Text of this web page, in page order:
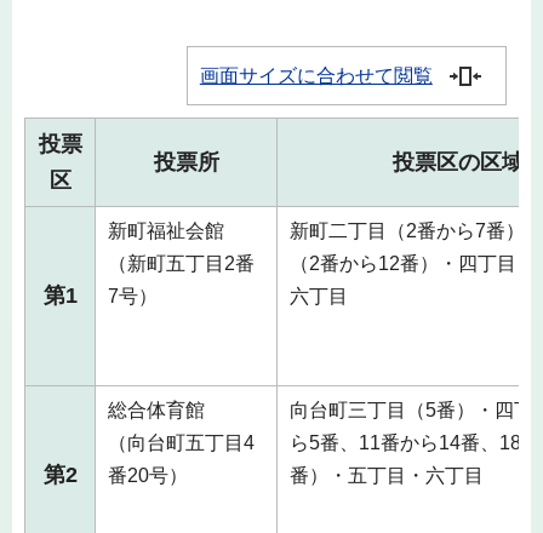
画面サイズに合わせて閲覧
投票
区
投票所 投票区の区域
第1
新町福祉会館
（新町五丁目2番
7号）
新町二丁目（2番から7番）
（2番から12番）・四丁目・
六丁目
第2
総合体育館
（向台町五丁目4
番20号）
向台町三丁目（5番）・四丁
ら5番、11番から14番、18
番）・五丁目・六丁目